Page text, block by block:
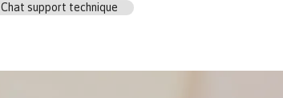
Chat support technique